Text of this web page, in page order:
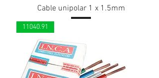
Cable unipolar 1 x 1.5mm
11040.91